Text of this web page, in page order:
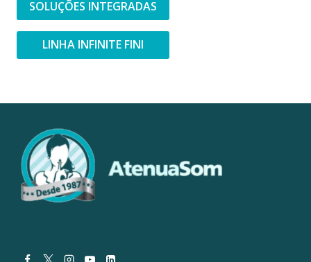
SOLUÇÕES INTEGRADAS
LINHA INFINITE FINI